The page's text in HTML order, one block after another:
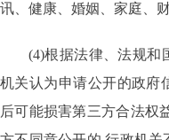
讯、健康、婚姻、家庭、
(4)根据法律、法规和
机关认为申请公开的政府
后可能损害第三方合法权